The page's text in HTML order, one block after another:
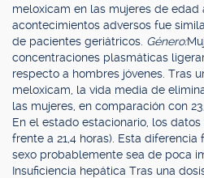
meloxicam en las mujeres de edad
acontecimientos adversos fue
de pacientes geriátricos. Género:
concentraciones plasmáticas
respecto a hombres jóvenes. Tras
meloxicam, la vida media de
las mujeres, en comparación con
En el estado estacionario, los
frente a 21,4 horas). Esta
sexo probablemente sea de poca
Insuficiencia hepática Tras una